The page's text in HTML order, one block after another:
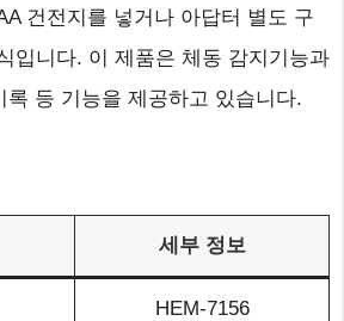
건전지를 넣거나 아답터 별도 구
입니다. 이 제품은 체동 감지기능과
록 등 기능을 제공하고 있습니다.
세부 정보
HEM-7156